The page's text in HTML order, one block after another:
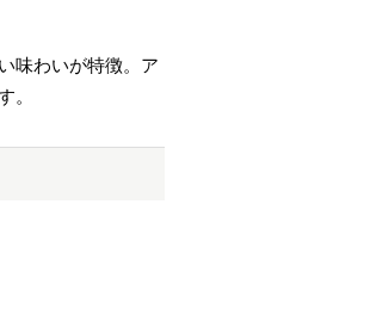
味わいが特徴。ア
。